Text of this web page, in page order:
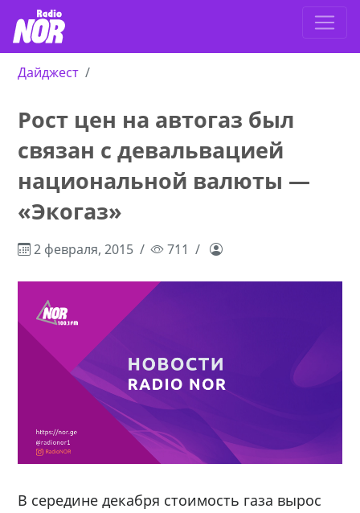
Дайджест
Рост цен на автогаз был
связан с девальвацией
национальной валюты —
«Экогаз»
2 февраля, 2015 711
В середине декабря стоимость газа вырос